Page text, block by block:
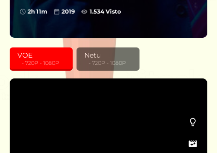
2h 11m 2019 1.534 Visto
VOE
‎ ‎ ‎ - 720P - 1080P
Netu
‎ ‎ ‎ - 720P - 1080P